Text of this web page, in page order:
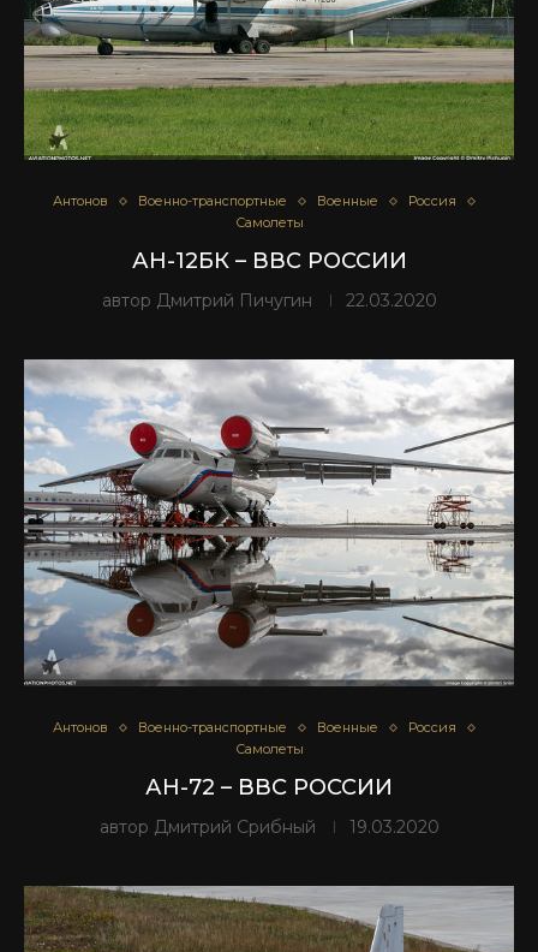
Антонов Военно-транспортные Военные
Россия
Самолеты
АН-12БК – ВВС РОССИИ
автор Дмитрий Пичугин 22.03.2020
Антонов Военно-транспортные Военные
Россия
Самолеты
АН-72 – ВВС РОССИИ
автор Дмитрий Срибный 19.03.2020